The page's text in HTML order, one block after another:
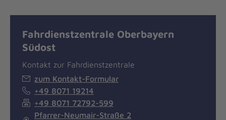
Fahrdienstzentrale Oberbayern
Südost
Kontakt zur Fahrdienstzentrale
zum Kontakt-Formular
+49 8071 19214
+49 8071 72792-599
Pfarrer-Neumair-Straße 2